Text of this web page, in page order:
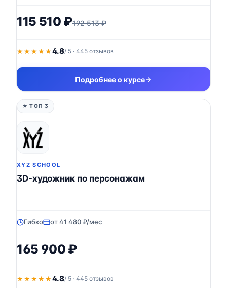
115 510 ₽192 513 ₽
★★★★★
★★★★★4.8/ 5 · 445 отзывов
Подробнее о курсе
★ ТОП 3
XYZ SCHOOL
3D-художник по персонажам
Гибко от 41 480 ₽/мес
165 900 ₽
★★★★★
★★★★★4.8/ 5 · 445 отзывов